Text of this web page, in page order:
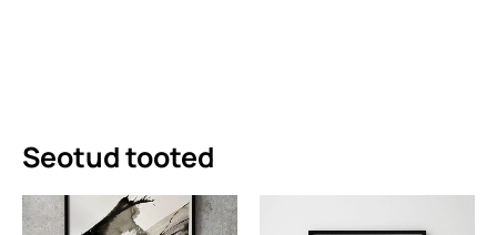
Seotud tooted